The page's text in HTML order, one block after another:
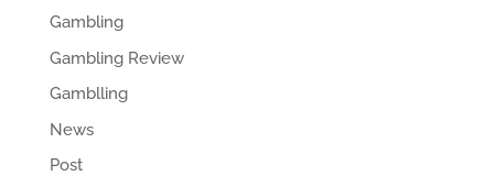
Gambling
Gambling Review
Gamblling
News
Post